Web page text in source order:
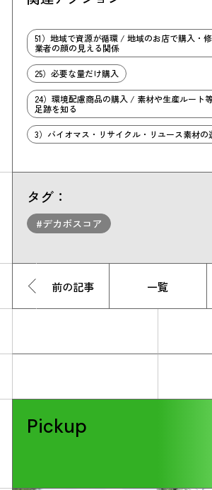
51）地域で資源が循環 / 地域のお店で購入・
業者の顔の見える関係
25）必要な量だけ購入
24）環境配慮商品の購入 / 素材や生産ルート
足跡を知る
3）バイオマス・リサイクル・リユース素材の
タグ：
#デカボスコア
前の記事 一覧
Pickup